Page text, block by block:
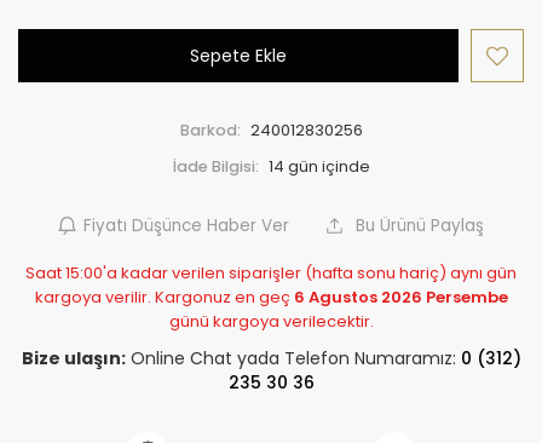
Sepete Ekle
Barkod: 240012830256
İade Bilgisi:
Fiyatı Düşünce Haber Ver Bu Ürünü Paylaş
Saat 15:00'a kadar verilen siparişler (hafta sonu hariç) aynı gün
kargoya verilir. Kargonuz en geç 6 Agustos 2026 Persembe
günü kargoya verilecektir.
Bize ulaşın:Online Chat yada Telefon Numaramız: 0 (312)
235 30 36